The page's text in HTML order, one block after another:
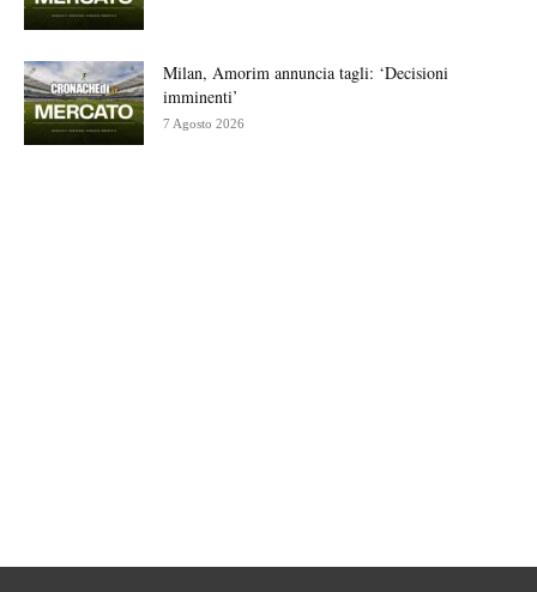
Milan, Amorim annuncia tagli: ‘Decisioni
imminenti’
7 Agosto 2026